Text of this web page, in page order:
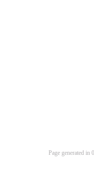
Page generated